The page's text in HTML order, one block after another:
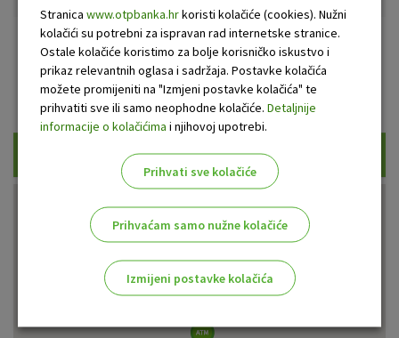
Bankomat Poslovnica
Prikaži samo uplatne bankomate
Stranica www.otpbanka.hrkoristi kolačiće (cookies). Nužni
kolačići su potrebni za ispravan rad internetske stranice.
Ostale kolačiće koristimo za bolje korisničko iskustvo i
prikaz relevantnih oglasa i sadržaja. Postavke kolačića
možete promijeniti na "Izmjeni postavke kolačića" te
prihvatiti sve ili samo neophodne kolačiće. Detaljnije
informacije o kolačićima i njihovoj upotrebi.
Prihvati sve kolačiće
Prihvaćam samo nužne kolačiće
Izmijeni postavke kolačića